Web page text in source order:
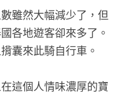
雖然大幅減少了，但
各地遊客卻來多了。
囊來此騎自行車。
這個人情味濃厚的寶